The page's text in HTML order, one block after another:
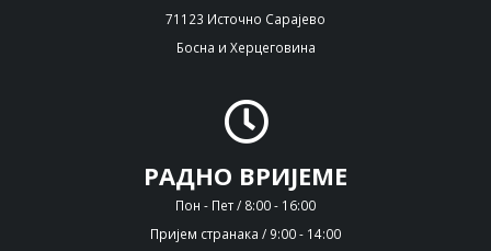
71123 Источно Сарајево
Босна и Херцеговина
РАДНО ВРИЈЕМЕ
Пон - Пет / 8:00 - 16:00
Пријем странака / 9:00 - 14:00